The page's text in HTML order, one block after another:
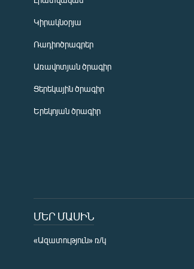
Կիրակնօրյա
Ռադիոծրագրեր
Առավոտյան ծրագիր
Ցերեկային ծրագիր
Երեկոյան ծրագիր
ՄԵՐ ՄԱՍԻՆ
«Ազատություն» ռ/կ